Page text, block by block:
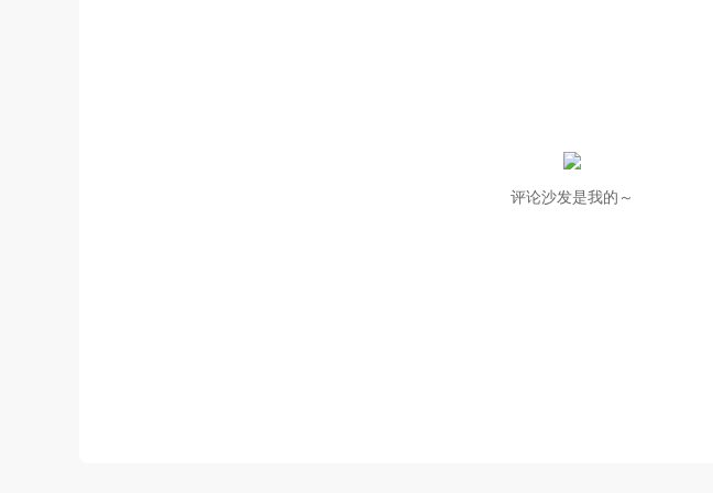
评论沙发是我的～